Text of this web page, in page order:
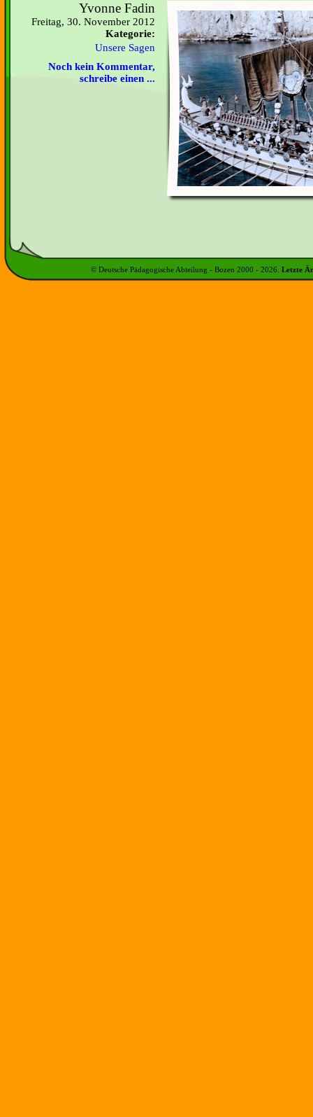
Yvonne Fadin
Freitag, 30. November 2012
Kategorie:
Unsere Sagen
Noch kein Kommentar,
schreibe einen ...
© Deutsche Pädagogische Abteilung - Bozen 2000 - 2026 Letzte